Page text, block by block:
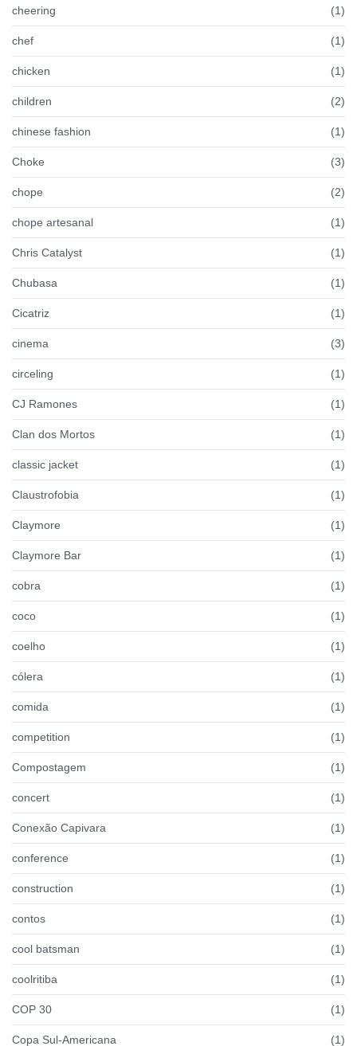
cheering (1)
chef (1)
chicken (1)
children (2)
chinese fashion (1)
Choke (3)
chope (2)
chope artesanal (1)
Chris Catalyst (1)
Chubasa (1)
Cicatriz (1)
cinema (3)
circeling (1)
CJ Ramones (1)
Clan dos Mortos (1)
classic jacket (1)
Claustrofobia (1)
Claymore (1)
Claymore Bar (1)
cobra (1)
coco (1)
coelho (1)
cólera (1)
comida (1)
competition (1)
Compostagem (1)
concert (1)
Conexão Capivara (1)
conference (1)
construction (1)
contos (1)
cool batsman (1)
coolritiba (1)
COP 30 (1)
Copa Sul-Americana (1)